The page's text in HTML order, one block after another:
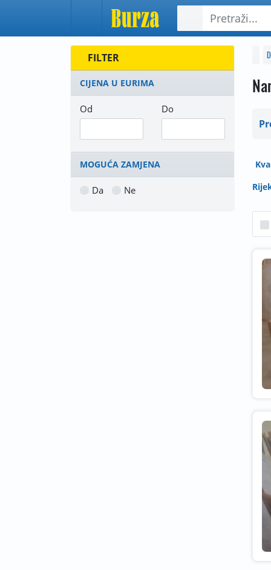
FILTER
CIJENA U EURIMA
Od Do
MOGUĆA ZAMJENA
Da Ne